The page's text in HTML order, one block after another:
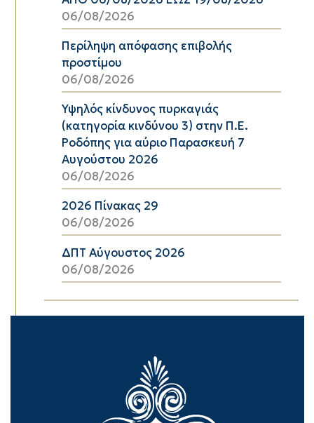
06/08/2026
Περίληψη απόφασης επιβολής
προστίμου
06/08/2026
Υψηλός κίνδυνος πυρκαγιάς
(κατηγορία κινδύνου 3) στην Π.Ε.
Ροδόπης για αύριο Παρασκευή 7
Αυγούστου 2026
06/08/2026
2026 Πίνακας 29
06/08/2026
ΔΠΤ Αύγουστος 2026
06/08/2026